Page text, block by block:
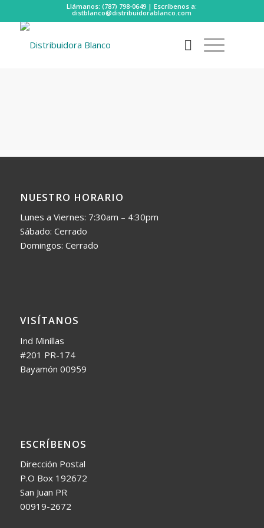
Llámanos: (787) 798-0649 | Escríbenos a:
distblanco@distribuidorablanco.com
NUESTRO HORARIO
Lunes a Viernes: 7:30am – 4:30pm
Sábado: Cerrado
Domingos: Cerrado
VISÍTANOS
Ind Minillas
#201 PR-174
Bayamón 00959
ESCRÍBENOS
Dirección Postal
P.O Box 192672
San Juan PR
00919-2672